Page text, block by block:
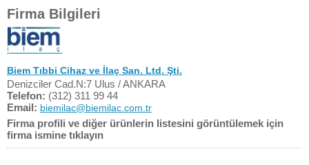
Firma Bilgileri
Biem Tıbbi Cihaz ve İlaç San. Ltd. Şti.
Denizciler Cad.N:7 Ulus / ANKARA
Telefon: (312) 311 99 44
Email: biemilac@biemilac.com.tr
Firma profili ve diğer ürünlerin listesini görüntülemek için
firma ismine tıklayın